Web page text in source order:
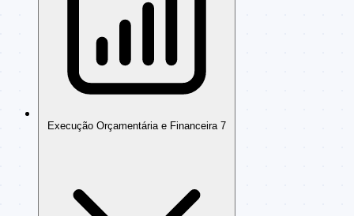
Execução Orçamentária e Financeira 7